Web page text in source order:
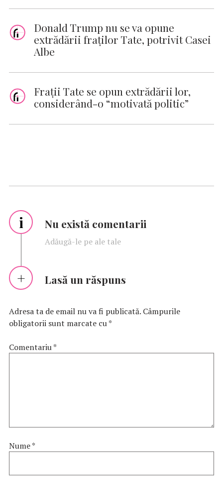
Donald Trump nu se va opune
extrădării fraţilor Tate, potrivit Casei
Albe
Fraţii Tate se opun extrădării lor,
considerând-o “motivată politic”
i Nu există comentarii
Adăugă-le pe ale tale
Lasă un răspuns
Adresa ta de email nu va fi publicată. Câmpurile
obligatorii sunt marcate cu*
Comentariu*
Nume*